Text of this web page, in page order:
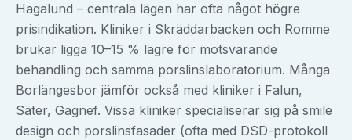
Hagalund – centrala lägen har ofta något högre
prisindikation. Kliniker i Skräddarbacken och Romme
brukar ligga 10–15 % lägre för motsvarande
behandling och samma porslinslaboratorium. Många
Borlängesbor jämför också med kliniker i Falun,
Säter, Gagnef. Vissa kliniker specialiserar sig på smile
design och porslinsfasader (ofta med DSD-protokoll